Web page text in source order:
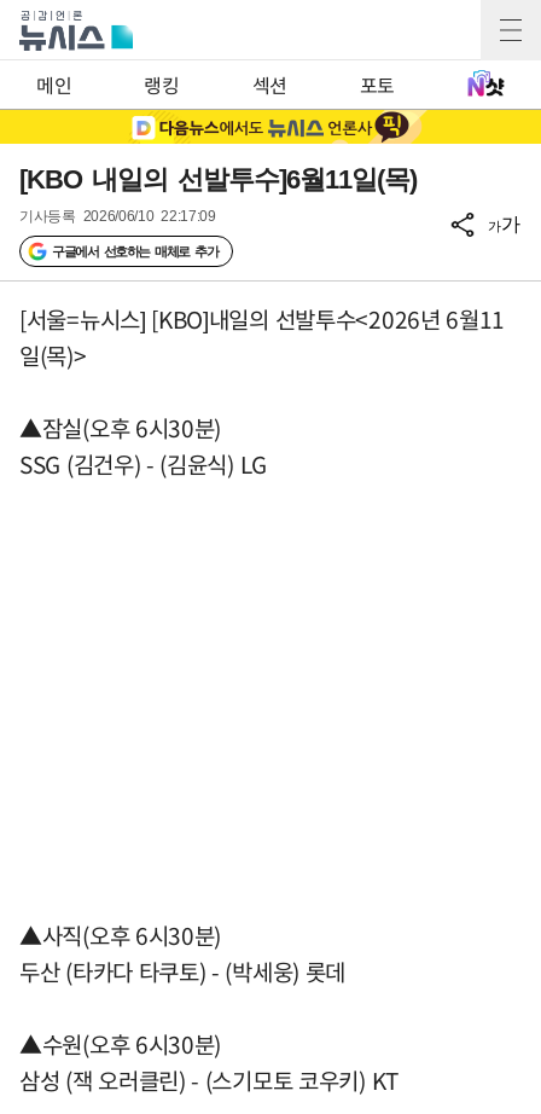
메인 랭킹 섹션 포토
[KBO 내일의 선발투수]6월11일(목)
기사등록 2026/06/10 22:17:09
구글에서 선호하는 매체로 추가
가가
[서울=뉴시스] [KBO]내일의 선발투수<2026년 6월11
일(목)>
▲잠실(오후 6시30분)
SSG (김건우) - (김윤식) LG
▲사직(오후 6시30분)
두산 (타카다 타쿠토) - (박세웅) 롯데
▲수원(오후 6시30분)
삼성 (잭 오러클린) - (스기모토 코우키) KT